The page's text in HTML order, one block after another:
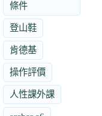
條件
登山鞋
肯德基
操作評價
人性課外課